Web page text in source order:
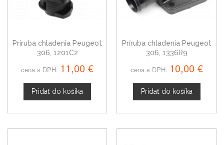
Príruba chladenia Peugeot
306, 1201C2
cena s DPH: 11,00 €
Pridať do košíka
Príruba chladenia Peugeot
306, 1336R9
cena s DPH: 10,00 €
Pridať do košíka